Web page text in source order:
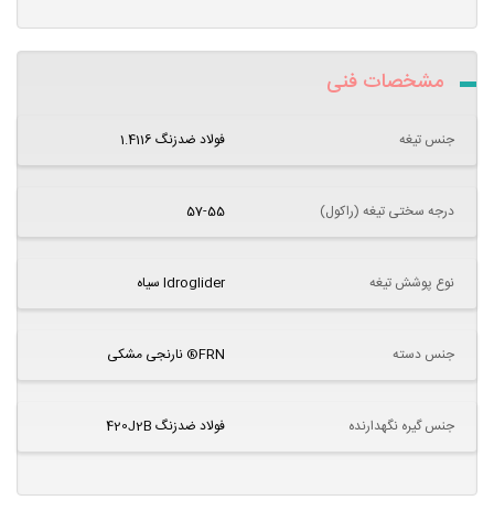
مشخصات فنی
جنس تیغه فولاد ضدزنگ 1.4116
درجه سختی تیغه (راکول) 57-55
نوع پوشش تیغه Idroglider سیاه
جنس دسته FRN® نارنجی مشکی
جنس گیره نگهدارنده فولاد ضدزنگ 420J2B